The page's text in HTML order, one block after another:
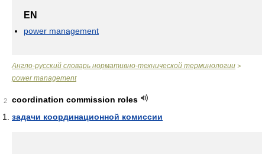
EN
power management
Англо-русский словарь нормативно-технической терминологии >
power management
2
coordination commission roles
задачи координационной комиссии